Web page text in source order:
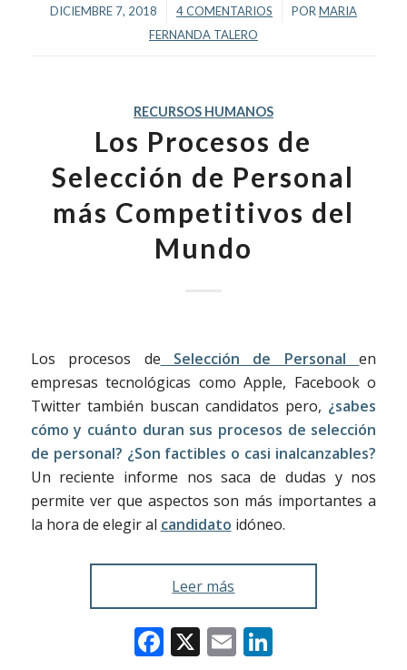
DICIEMBRE 7, 2018
/ 4 COMENTARIOS
/ PORMARIA
FERNANDA TALERO
RECURSOS HUMANOS
Los Procesos de
Selección de Personal
más Competitivos del
Mundo
Los procesos de Selección de Personalen
empresas tecnológicas como Apple, Facebook o
Twitter también buscan candidatos pero, ¿sabes
cómo y cuánto duran sus procesos de selección
de personal? ¿Son factibles o casi inalcanzables?
Un reciente informe nos saca de dudas y nos
permite ver que aspectos son más importantes a
la hora de elegir al candidato idóneo.
Leer más
Facebook
X EmailLinkedIn